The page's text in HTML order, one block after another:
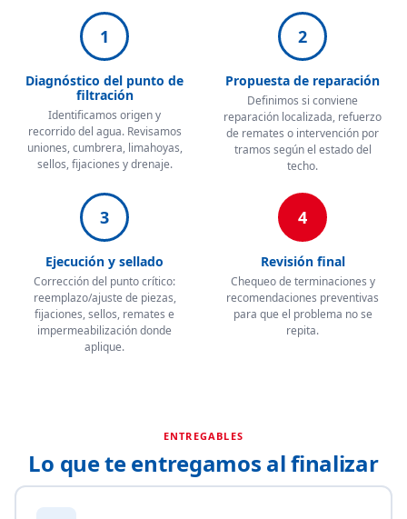
1
Diagnóstico del punto de
filtración
Identificamos origen y
recorrido del agua. Revisamos
uniones, cumbrera, limahoyas,
sellos, fijaciones y drenaje.
2
Propuesta de reparación
Definimos si conviene
reparación localizada, refuerzo
de remates o intervención por
tramos según el estado del
techo.
3
Ejecución y sellado
Corrección del punto crítico:
reemplazo/ajuste de piezas,
fijaciones, sellos, remates e
impermeabilización donde
aplique.
4
Revisión final
Chequeo de terminaciones y
recomendaciones preventivas
para que el problema no se
repita.
ENTREGABLES
Lo que te entregamos al finalizar